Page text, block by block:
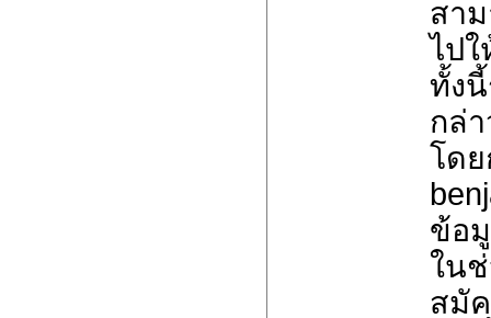
สา
ไป
ทั้ง
กล่
โดย
ข้อ
ใน
สมั